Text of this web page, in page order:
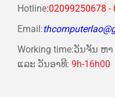
Hotline:02099250678 -
Email:
Working time:ວັນຈັນ ຫ
ແລະ ວັນອາທີ: 9h-16h00